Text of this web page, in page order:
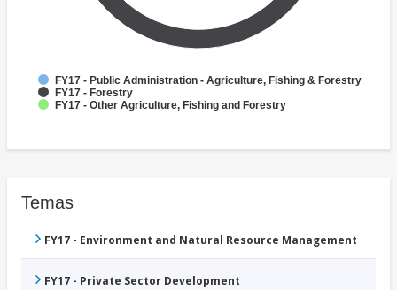
FY17 - Public Administration - Agriculture, Fishing & Forestry
FY17 - Forestry
FY17 - Other Agriculture, Fishing and Forestry
Temas
FY17 - Environment and Natural Resource Management
FY17 - Private Sector Development